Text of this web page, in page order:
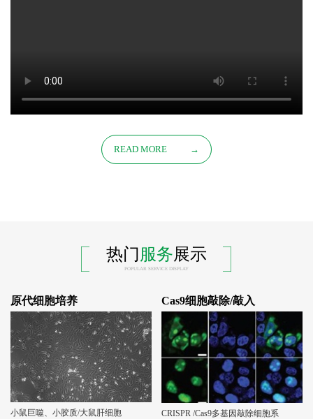
READ MORE →
热门服务展示
POPULAR SERVICE DISPLAY
原代细胞培养
小鼠巨噬、小胶质/大鼠肝细胞
Cas9细胞敲除/敲入
CRISPR /Cas9多基因敲除细胞系